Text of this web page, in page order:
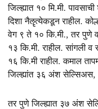
जिल्ह्यात १० मि.मी.
दिशा नैॡत्येकडून राहील.
वेग ९ ते १० कि.मी., तर पुणे व
१३ कि.मी. राहील. सांगली व
१६ कि.मी राहील. कमाल
जिल्ह्यांत ३६ अंश सेल्सिअस,
तर पुणे जिल्ह्यात ३७ अंश